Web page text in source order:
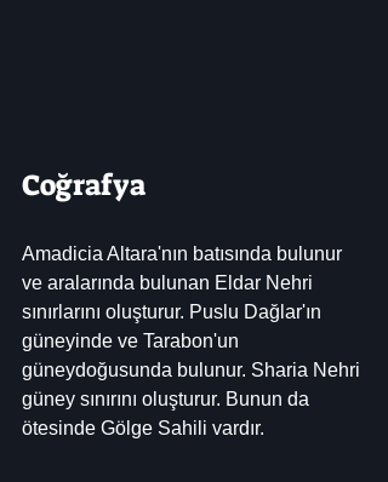
Coğrafya
Amadicia Altara'nın batısında bulunur
ve aralarında bulunan Eldar Nehri
sınırlarını oluşturur. Puslu Dağlar'ın
güneyinde ve Tarabon'un
güneydoğusunda bulunur. Sharia Nehri
güney sınırını oluşturur. Bunun da
ötesinde Gölge Sahili vardır.